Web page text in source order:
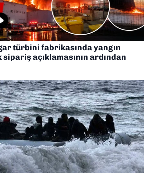
türbini fabrikasında yangın
açıklamasının ardından